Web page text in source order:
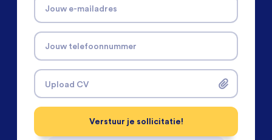
Jouw e-mailadres
Jouw telefoonnummer
Upload CV
Verstuur je sollicitatie!